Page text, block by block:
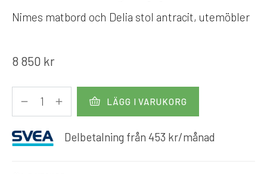
Nimes matbord och Delia stol antracit, utemöbler
8 850 kr
LÄGG I VARUKORG
Delbetalning från 453 kr/månad